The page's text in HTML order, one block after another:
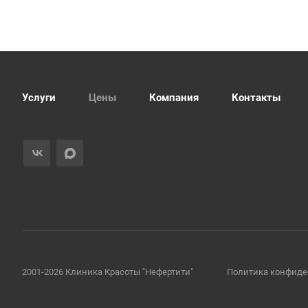
Услуги Цены Компания Контакты
2001-2026 Клиника Красоты "Нефертити" Политика